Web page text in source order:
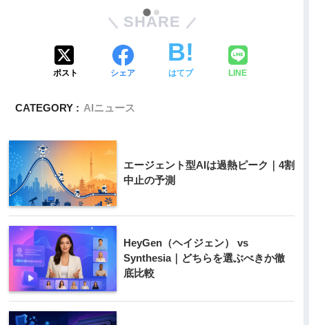
SHARE
ポスト シェア はてブ LINE
CATEGORY : AIニュース
エージェント型AIは過熱ピーク｜4割
中止の予測
HeyGen（ヘイジェン） vs
Synthesia｜どちらを選ぶべきか徹
底比較